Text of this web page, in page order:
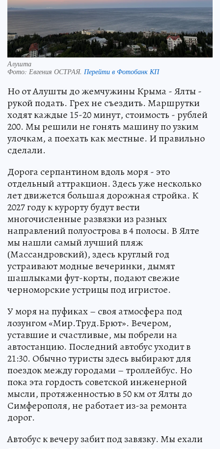
Алушта
Фото: Евгения ОСТРАЯ. Перейти в Фотобанк КП
Но от Алушты до жемчужины Крыма - Ялты -
рукой подать. Грех не съездить. Маршрутки
ходят каждые 15-20 минут, стоимость - рублей
200. Мы решили не гонять машину по узким
улочкам, а поехать как местные. И правильно
сделали.
Дорога серпантином вдоль моря - это
отдельный аттракцион. Здесь уже несколько
лет движется большая дорожная стройка. К
2027 году к курорту будут вести
многочисленные развязки из разных
направлений полуострова в 4 полосы. В Ялте
мы нашли самый лучший пляж
(Массандровский), здесь круглый год
устраивают модные вечеринки, дымят
шашлыками фут-корты, подают свежие
черноморские устрицы под игристое.
У моря на пуфиках – своя атмосфера под
лозунгом «Мир.Труд.Брют». Вечером,
уставшие и счастливые, мы побрели на
автостанцию. Последний автобус уходит в
21:30. Обычно туристы здесь выбирают для
поездок между городами – троллейбус. Но
пока эта гордость советской инженерной
мысли, протяженностью в 50 км от Ялты до
Симферополя, не работает из-за ремонта
дорог.
Автобус к вечеру забит под завязку. Мы ехали